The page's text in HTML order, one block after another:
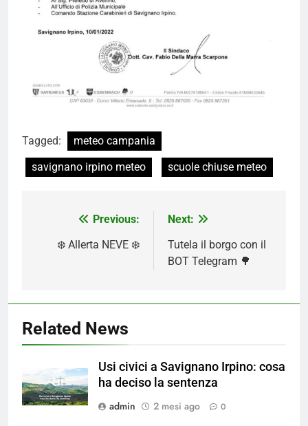
Tagged:
meteo campania
savignano irpino meteo
scuole chiuse meteo
NavigazionePrevious:
❄️ Allerta NEVE ❄️
Next:
Tutela il borgo con il
BOT Telegram 🌳
Related News
Usi civici a Savignano Irpino: cosa
ha deciso la sentenza
admin
2 mesi ago 0